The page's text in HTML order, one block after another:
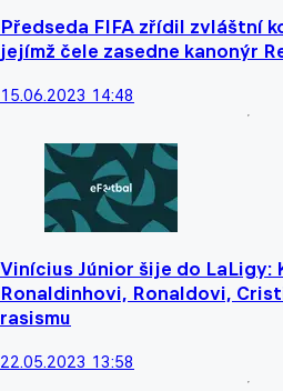
Předseda FIFA zřídil zvláštní
jejímž čele zasedne kanonýr
15.06.2023 14:48
Vinícius Júnior šije do LaLigy:
Ronaldinhovi, Ronaldovi,
rasismu
22.05.2023 13:58